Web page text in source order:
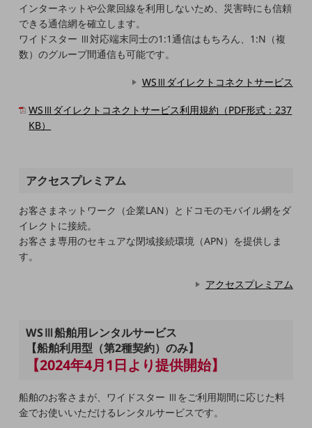
DXに関する課題を解決する
サービス・ソリューションをご紹介
カテゴリーで探す
カテゴリーで探すTOP
電話・映像コミュニケーション
データ利活用
災害対策・BCP
課題・ニーズで探す
課題・ニーズで探すTOP
マーケティング
インターネットや公衆回線を利用しないため、災害時にも信頼
できる通信網を確立します。
ワイドスター Ⅲ対応端末同士の1:1通信はもちろん、1:N（複
数）のグループ間通信も可能です。
WSⅢダイレクトコネクトサービス
WSⅢダイレクトコネクトサービス利用規約（PDF形式：237
KB）
アクセスプレミアム
お客さまネットワーク（企業LAN）とドコモのモバイル網をダ
イレクトに接続。
お客さま専用のセキュアな閉域接続環境（APN）を提供しま
す。
アクセスプレミアム
WSⅢ船舶用レンタルサービス
【船舶利用型（第2種契約）のみ】
【2024年4月1日より提供開始】
船舶のお客さまが、ワイドスター Ⅲをご利用期間に応じた料
金でお使いいただけるレンタルサービスです。